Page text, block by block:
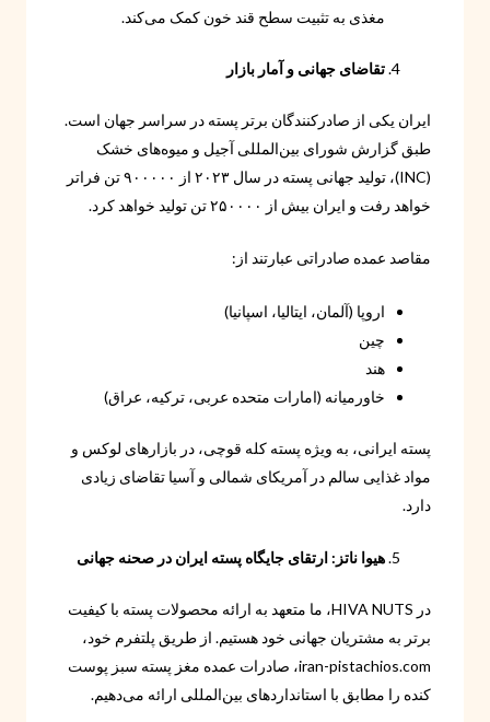
مغذی به تثبیت سطح قند خون کمک می‌کند.
تقاضای جهانی و آمار بازار
ایران یکی از صادرکنندگان برتر پسته در سراسر جهان است.
طبق گزارش شورای بین‌المللی آجیل و میوه‌های خشک
(INC)، تولید جهانی پسته در سال ۲۰۲۳ از ۹۰۰۰۰۰ تن فراتر
خواهد رفت و ایران بیش از ۲۵۰۰۰۰ تن تولید خواهد کرد.
مقاصد عمده صادراتی عبارتند از:
اروپا (آلمان، ایتالیا، اسپانیا)
چین
هند
خاورمیانه (امارات متحده عربی، ترکیه، عراق)
پسته ایرانی، به ویژه پسته کله قوچی، در بازارهای لوکس و
مواد غذایی سالم در آمریکای شمالی و آسیا تقاضای زیادی
دارد.
هیوا ناتز: ارتقای جایگاه پسته ایران در صحنه جهانی
در HIVA NUTS، ما متعهد به ارائه محصولات پسته با کیفیت
برتر به مشتریان جهانی خود هستیم. از طریق پلتفرم خود،
iran-pistachios.com، صادرات عمده مغز پسته سبز پوست
کنده را مطابق با استانداردهای بین‌المللی ارائه می‌دهیم.